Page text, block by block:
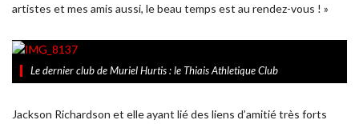
artistes et mes amis aussi, le beau temps est au rendez-vous ! »
Le dernier club de Muriel Hurtis : le Thiais Athletique Club
Jackson Richardson et elle ayant lié des liens d’amitié très forts